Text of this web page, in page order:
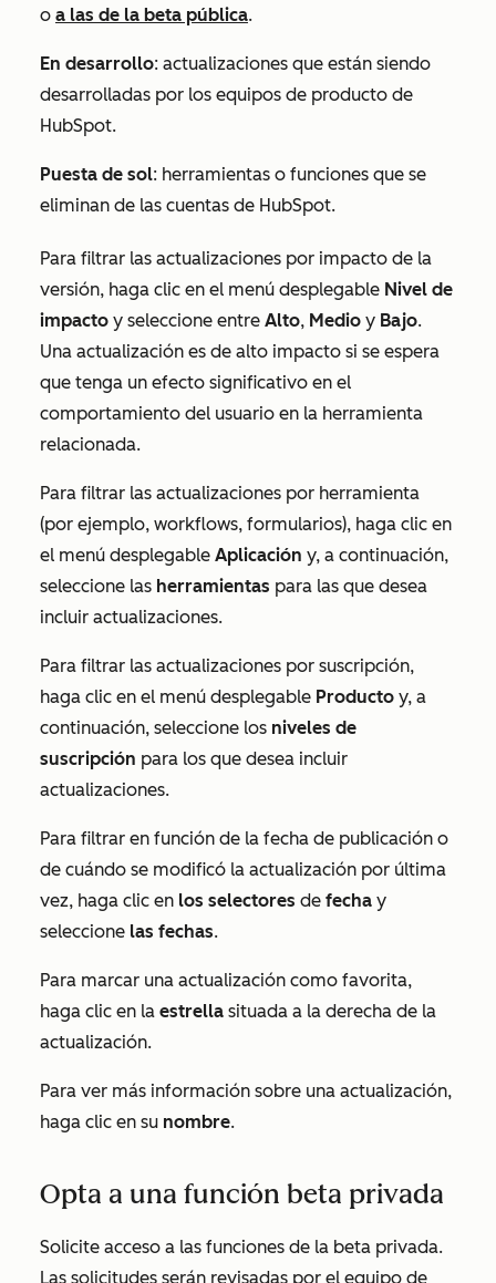
o a las de la beta pública.
En desarrollo: actualizaciones que están siendo
desarrolladas por los equipos de producto de
HubSpot.
Puesta de sol: herramientas o funciones que se
eliminan de las cuentas de HubSpot.
Para filtrar las actualizaciones por impacto de la
versión, haga clic en el menú desplegable Nivel de
impacto y seleccione entre Alto, Medio y Bajo.
Una actualización es de alto impacto si se espera
que tenga un efecto significativo en el
comportamiento del usuario en la herramienta
relacionada.
Para filtrar las actualizaciones por herramienta
(por ejemplo, workflows, formularios), haga clic en
el menú desplegable Aplicación y, a continuación,
seleccione las herramientas para las que desea
incluir actualizaciones.
Para filtrar las actualizaciones por suscripción,
haga clic en el menú desplegable Producto y, a
continuación, seleccione los niveles de
suscripción para los que desea incluir
actualizaciones.
Para filtrar en función de la fecha de publicación o
de cuándo se modificó la actualización por última
vez, haga clic en los selectores de fecha y
seleccione las fechas.
Para marcar una actualización como favorita,
haga clic en la estrella situada a la derecha de la
actualización.
Para ver más información sobre una actualización,
haga clic en su nombre.
Opta a una función beta privada
Solicite acceso a las funciones de la beta privada.
Las solicitudes serán revisadas por el equipo de